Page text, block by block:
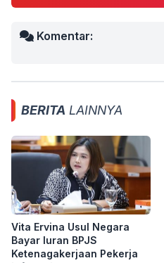
Komentar:
BERITA LAINNYA
Vita Ervina Usul Negara
Bayar Iuran BPJS
Ketenagakerjaan Pekerja